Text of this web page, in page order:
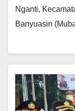
Nganti,
Banyuasin